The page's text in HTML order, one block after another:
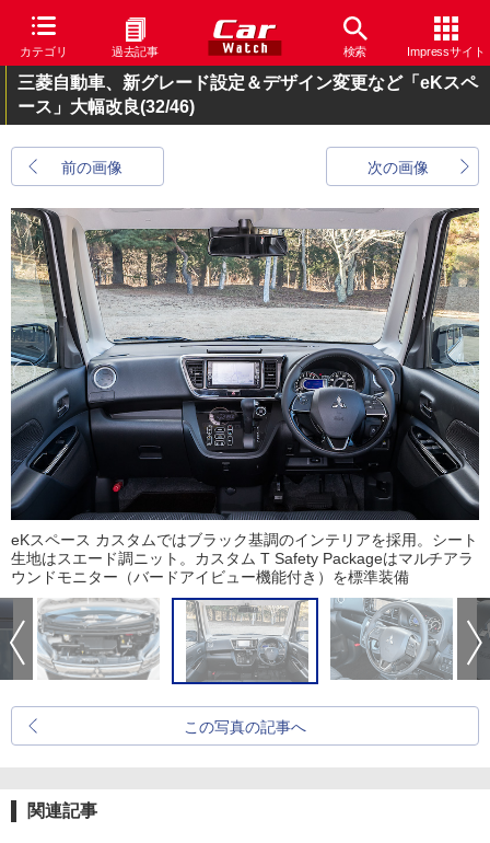
カテゴリ 過去記事 検索 Impressサイト
三菱自動車、新グレード設定＆デザイン変更など「eKスペ
ース」大幅改良(32/46)
前の画像 次の画像
eKスペース カスタムではブラック基調のインテリアを採用。シート
生地はスエード調ニット。カスタム T Safety Packageはマルチアラ
ウンドモニター（バードアイビュー機能付き）を標準装備
この写真の記事へ
関連記事